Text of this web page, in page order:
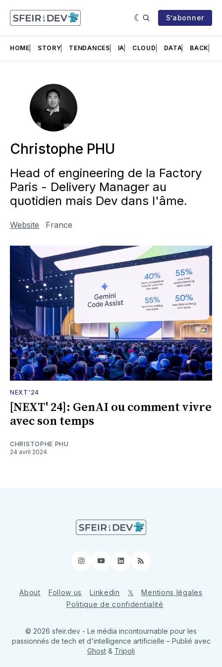
S’abonner
HOME STORY TENDANCES IA CLOUD DATA BACK
Christophe PHU
Head of engineering de la Factory
Paris - Delivery Manager au
quotidien mais Dev dans l'âme.
Website France
NEXT'24
[NEXT' 24]: GenAI ou comment vivre
avec son temps
CHRISTOPHE PHU
24 avril 2024
Instagram
YouTubeLinkedIn
RSS
About Follow us Linkedin 𝕏
Mentions légales
Politique de confidentialité
© 2026 sfeir.dev - Le média incontournable pour les
passionnés de tech et d'intelligence artificielle – Publié avec
Ghost & Tripoli